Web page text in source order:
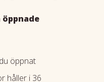
öppnat
håller i 36